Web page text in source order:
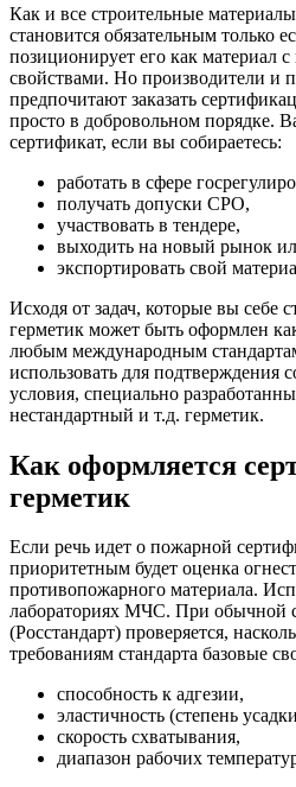
Как и все строительные
становится обязательным только
позиционирует его как материал
свойствами. Но производители и
предпочитают заказать
просто в добровольном порядке.
сертификат, если вы собираетесь:
работать в сфере
получать допуски СРО,
участвовать в тендере,
выходить на новый рынок
экспортировать свой
Исходя от задач, которые вы себе
герметик может быть оформлен
любым международным
использовать для подтверждения
условия, специально
нестандартный и т.д. герметик.
Как оформляется
герметик
Если речь идет о пожарной
приоритетным будет оценка
противопожарного материала.
лабораториях МЧС. При обычной
(Росстандарт) проверяется,
требованиям стандарта базовые
способность к адгезии,
эластичность (степень
скорость схватывания,
диапазон рабочих